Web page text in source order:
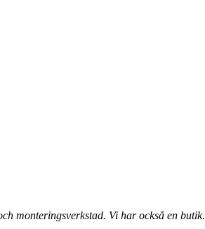
monteringsverkstad. Vi har också en butik.